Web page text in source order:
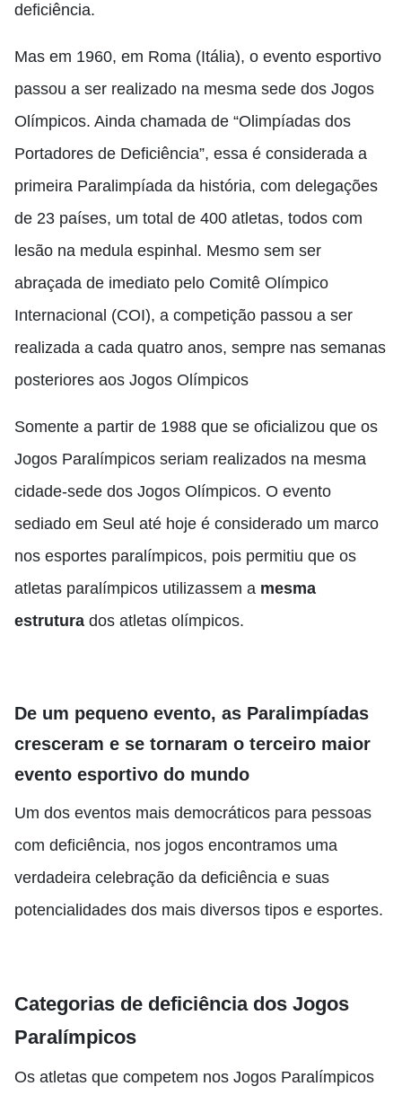
deficiência.
Mas em 1960, em Roma (Itália), o evento esportivo
passou a ser realizado na mesma sede dos Jogos
Olímpicos. Ainda chamada de “Olimpíadas dos
Portadores de Deficiência”, essa é considerada a
primeira Paralimpíada da história, com delegações
de 23 países, um total de 400 atletas, todos com
lesão na medula espinhal. Mesmo sem ser
abraçada de imediato pelo Comitê Olímpico
Internacional (COI), a competição passou a ser
realizada a cada quatro anos, sempre nas semanas
posteriores aos Jogos Olímpicos
Somente a partir de 1988 que se oficializou que os
Jogos Paralímpicos seriam realizados na mesma
cidade-sede dos Jogos Olímpicos. O evento
sediado em Seul até hoje é considerado um marco
nos esportes paralímpicos, pois permitiu que os
atletas paralímpicos utilizassem a mesma
estrutura dos atletas olímpicos.
De um pequeno evento, as Paralimpíadas
cresceram e se tornaram o terceiro maior
evento esportivo do mundo
Um dos eventos mais democráticos para pessoas
com deficiência, nos jogos encontramos uma
verdadeira celebração da deficiência e suas
potencialidades dos mais diversos tipos e esportes.
Categorias de deficiência dos Jogos
Paralímpicos
Os atletas que competem nos Jogos Paralímpicos